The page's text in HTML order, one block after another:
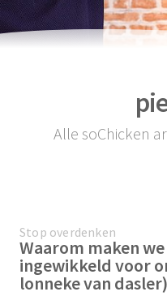
Alle soChicken
Stop overdenken
Waarom maken
ingewikkeld voor
lonneke van dasler)